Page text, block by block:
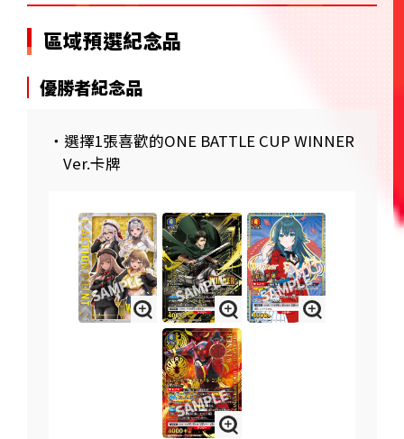
區域預選紀念品
優勝者紀念品
・選擇1張喜歡的ONE BATTLE CUP WINNER
Ver.卡牌